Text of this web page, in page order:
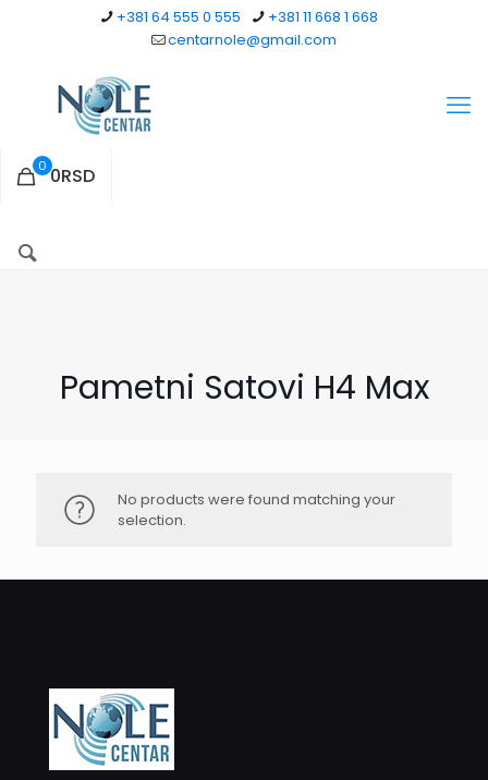
+381 64 555 0 555
+381 11 668 1 668
centarnole@gmail.com
0 0RSD
Pametni Satovi H4 Max
No products were found matching your
selection.